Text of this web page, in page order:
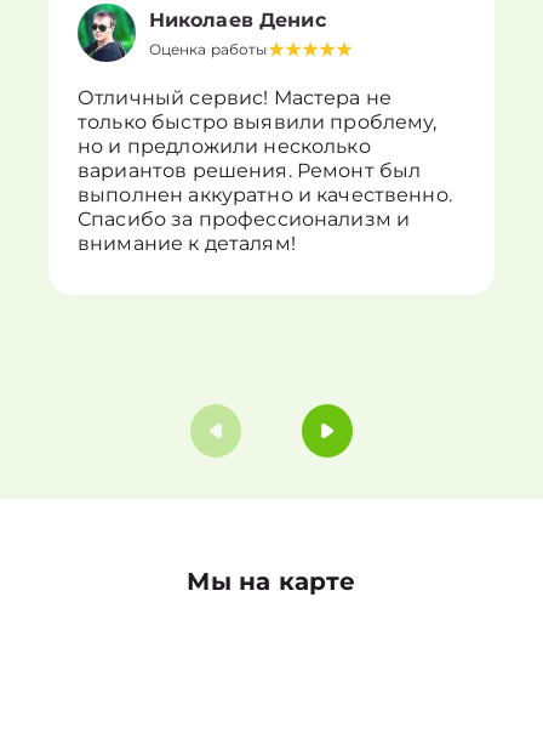
Николаев Денис
Оценка работы
Отличный сервис! Мастера не
только быстро выявили проблему,
но и предложили несколько
вариантов решения. Ремонт был
выполнен аккуратно и качественно.
Спасибо за профессионализм и
внимание к деталям!
Мы на карте